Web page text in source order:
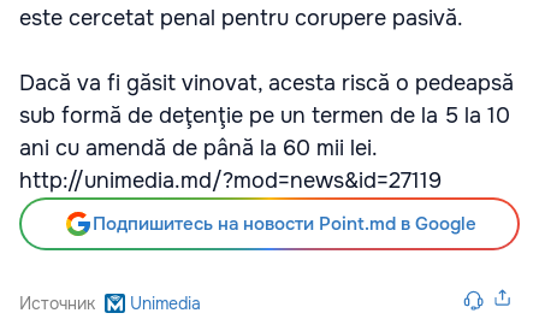
este cercetat penal pentru corupere pasivă.
Dacă va fi găsit vinovat, acesta riscă o pedeapsă
sub formă de deţenţie pe un termen de la 5 la 10
ani cu amendă de până la 60 mii lei.
http://unimedia.md/?mod=news&id=27119
Подпишитесь на новости Point.md в Google
Источник Unimedia